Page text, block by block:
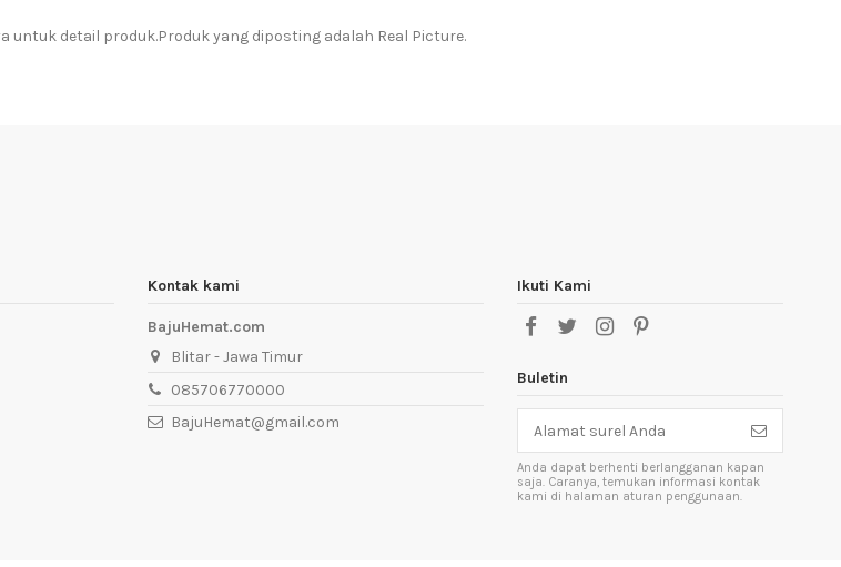
detail produk.Produk yang diposting adalah Real Picture.
Kontak kami
BajuHemat.com
Blitar - Jawa Timur
085706770000
BajuHemat@gmail.com
Ikuti Kami
Buletin
Anda dapat berhenti berlangganan kapan
saja. Caranya, temukan informasi kontak
kami di halaman aturan penggunaan.